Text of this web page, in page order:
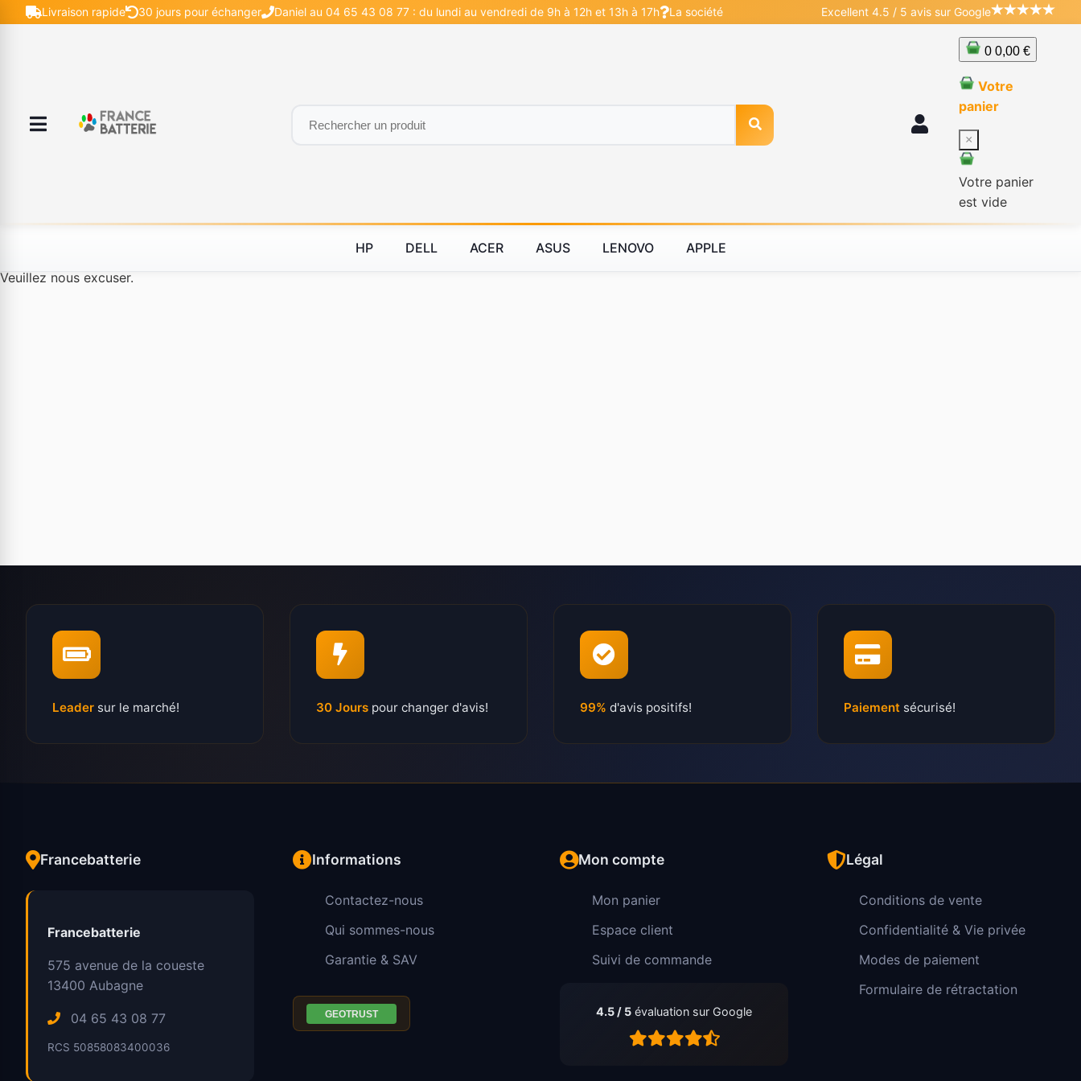
Livraison rapide 30 jours pour échanger Daniel au 04 65 43 08 77 : du lundi au vendredi de 9h à 12h et 13h à 17h La société Excellent 4.5 / 5 avis sur Google
0 0,00 €
Votre
panier
×
Votre panier
est vide
HP DELL ACER ASUS LENOVO APPLE
Veuillez nous excuser.
Leader sur le marché! 30 Jours pour changer d'avis! 99% d'avis positifs! Paiement sécurisé!
Francebatterie
Francebatterie
575 avenue de la coueste
13400 Aubagne
04 65 43 08 77
RCS 50858083400036
Informations
Contactez-nous
Qui sommes-nous
Garantie & SAV
Mon compte
Mon panier
Espace client
Suivi de commande
4.5 / 5 évaluation sur Google
Légal
Conditions de vente
Confidentialité & Vie privée
Modes de paiement
Formulaire de rétractation